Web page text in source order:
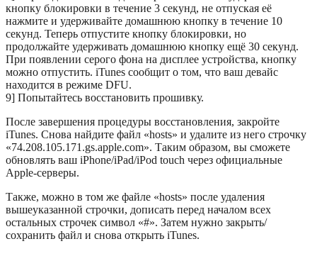
кнопку блокировки в течение 3 секунд, не отпуская её
нажмите и удерживайте домашнюю кнопку в течение 10
секунд. Теперь отпустите кнопку блокировки, но
продолжайте удерживать домашнюю кнопку ещё 30 секунд.
При появлении серого фона на дисплее устройства, кнопку
можно отпустить. iTunes сообщит о том, что ваш девайс
находится в режиме DFU.
9] Попытайтесь восстановить прошивку.
После завершения процедуры восстановления, закройте
iTunes. Снова найдите файл «hosts» и удалите из него строчку
«74.208.105.171.gs.apple.com». Таким образом, вы сможете
обновлять ваш iPhone/iPad/iPod touch через официальные
Apple-серверы.
Также, можно в том же файле «hosts» после удаления
вышеуказанной строчки, дописать перед началом всех
остальных строчек символ «#». Затем нужно закрыть/
сохранить файл и снова открыть iTunes.